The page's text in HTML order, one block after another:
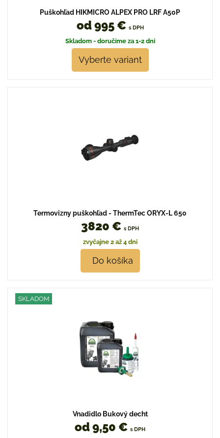
Puškohľad HIKMICRO ALPEX PRO LRF A50P
od 995 € s DPH
Skladom - doručíme za 1-2 dni
Vyberte variant
Termovizny puškohľad - ThermTec ORYX-L 650
3820 € s DPH
zvyčajne 2 až 4 dni
Do košíka
SKLADOM
Vnadidlo Bukový decht
od 9,50 € s DPH